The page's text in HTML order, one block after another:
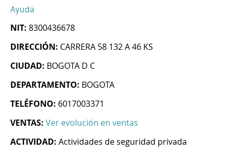
Ayuda
NIT: 8300436678
DIRECCIÓN: CARRERA 58 132 A 46 KS
CIUDAD: BOGOTA D C
DEPARTAMENTO: BOGOTA
TELÉFONO: 6017003371
VENTAS: Ver evolución en ventas
ACTIVIDAD: Actividades de seguridad privada